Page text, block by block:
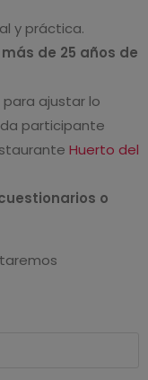
y práctica.
más de 25 años de
para ajustar lo
participante
Huerto del
o